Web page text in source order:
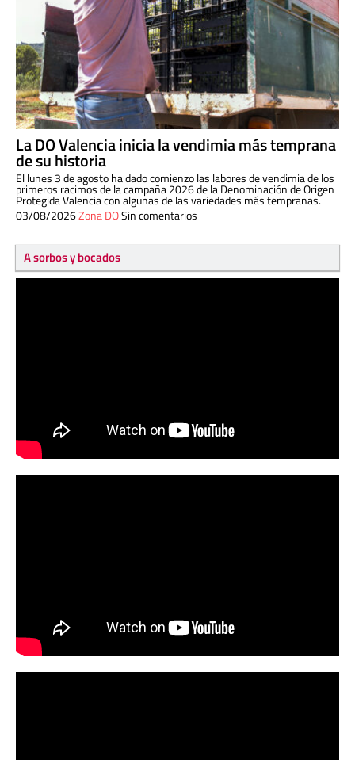
La DO Valencia inicia la vendimia más temprana
de su historia
El lunes 3 de agosto ha dado comienzo las labores de vendimia de los
primeros racimos de la campaña 2026 de la Denominación de Origen
Protegida Valencia con algunas de las variedades más tempranas.
03/08/2026Zona DOSin comentarios
A sorbos y bocados